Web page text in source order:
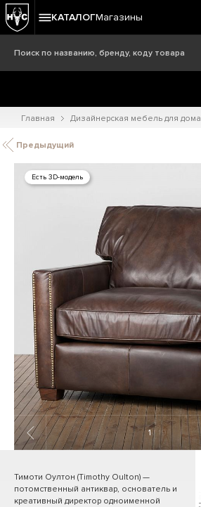
КАТАЛОГМагазины
Главная Дизайнерская мебель для дома
Предыдущий
Есть 3D-модель
1 / 19
Тимоти Оултон (Timothy Oulton) —
потомственный антиквар, основатель и
креативный директор одноименной